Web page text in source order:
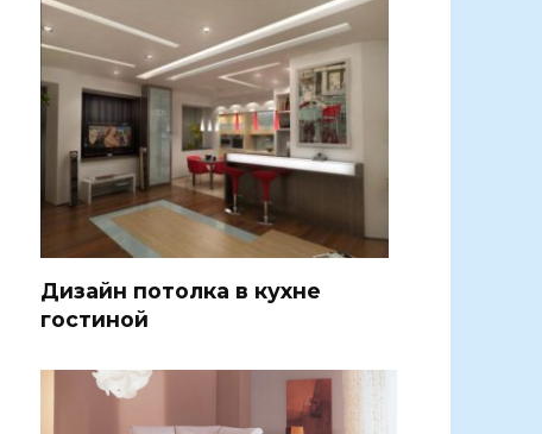
Дизайн потолка в кухне
гостиной